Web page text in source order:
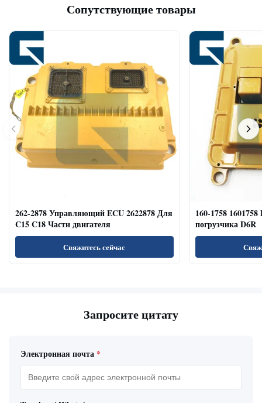
Сопутствующие товары
262-2878 Управляющий ECU 2622878 Для
C15 C18 Части двигателя
Свяжитесь сейчас
160-1758
погрузчика D6R
Запросите цитату
Электронная почта *